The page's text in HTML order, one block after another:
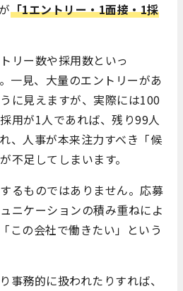
「1エントリー・1面接・1採
リー数や採用数といっ
一見、大量のエントリーがあ
に見えますが、実際には100
用が1人であれば、残り99人
、人事が本来注力すべき「候
不足してしまいます。
るものではありません。応募
ニケーションの積み重ねによ
この会社で働きたい」という
事務的に扱われたりすれば、